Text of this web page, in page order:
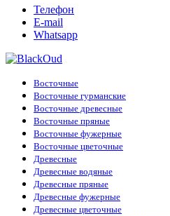
Телефон
E-mail
Whatsapp
Восточные
Восточные гурманские
Восточные древесные
Восточные пряные
Восточные фужерные
Восточные цветочные
Древесные
Древесные водяные
Древесные пряные
Древесные фужерные
Древесные цветочные